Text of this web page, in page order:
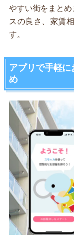
やすい街をまと
スの良さ、家賃
す。
アプリで手軽
め